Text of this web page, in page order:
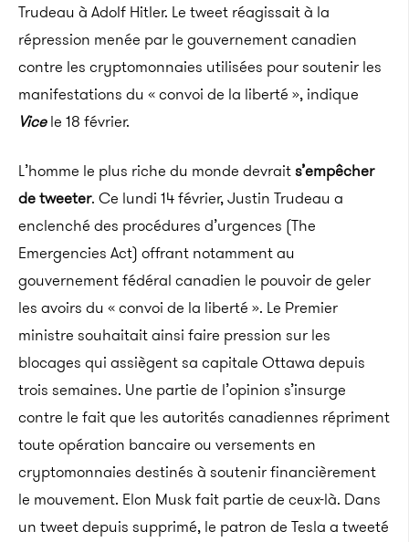
Trudeau à Adolf Hitler. Le tweet réagissait à la
répression menée par le gouvernement canadien
contre les cryptomonnaies utilisées pour soutenir les
manifestations du « convoi de la liberté », indique
Vicele 18 février.
L’homme le plus riche du monde devraits’empêcher
de tweeter. Ce lundi 14 février, Justin Trudeau a
enclenché des procédures d’urgences (The
Emergencies Act) offrant notamment au
gouvernement fédéral canadien le pouvoir de geler
les avoirs du « convoi de la liberté ». Le Premier
ministre souhaitait ainsi faire pression sur les
blocages qui assiègent sa capitale Ottawa depuis
trois semaines. Une partie de l’opinion s’insurge
contre le fait que les autorités canadiennes répriment
toute opération bancaire ou versements en
cryptomonnaies destinés à soutenir financièrement
le mouvement. Elon Musk fait partie de ceux-là. Dans
un tweet depuis supprimé, le patron de Tesla a tweeté